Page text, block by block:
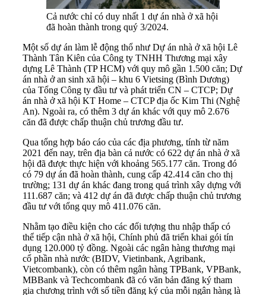
Cả nước chỉ có duy nhất 1 dự án nhà ở xã hội
đã hoàn thành trong quý 3/2024.
Một số dự án làm lễ động thổ như Dự án nhà ở xã hội Lê
Thành Tân Kiên của Công ty TNHH Thương mại xây
dựng Lê Thành (TP HCM) với quy mô gần 1.500 căn; Dự
án nhà ở an sinh xã hội – khu 6 Vietsing (Bình Dương)
của Tổng Công ty đầu tư và phát triển CN – CTCP; Dự
án nhà ở xã hội KT Home – CTCP địa ốc Kim Thi (Nghệ
An). Ngoài ra, có thêm 3 dự án khác với quy mô 2.676
căn đã được chấp thuận chủ trương đầu tư.
Qua tổng hợp báo cáo của các địa phương, tính từ năm
2021 đến nay, trên địa bàn cả nước có 622 dự án nhà ở xã
hội đã được thực hiện với khoảng 565.177 căn. Trong đó
có 79 dự án đã hoàn thành, cung cấp 42.414 căn cho thị
trường; 131 dự án khác đang trong quá trình xây dựng với
111.687 căn; và 412 dự án đã được chấp thuận chủ trương
đầu tư với tổng quy mô 411.076 căn.
Nhằm tạo điều kiện cho các đối tượng thu nhập thấp có
thể tiếp cận nhà ở xã hội, Chính phủ đã triển khai gói tín
dụng 120.000 tỷ đồng. Ngoài các ngân hàng thương mại
cổ phần nhà nước (BIDV, Vietinbank, Agribank,
Vietcombank), còn có thêm ngân hàng TPBank, VPBank,
MBBank và Techcombank đã có văn bản đăng ký tham
gia chương trình với số tiền đăng ký của mỗi ngân hàng là